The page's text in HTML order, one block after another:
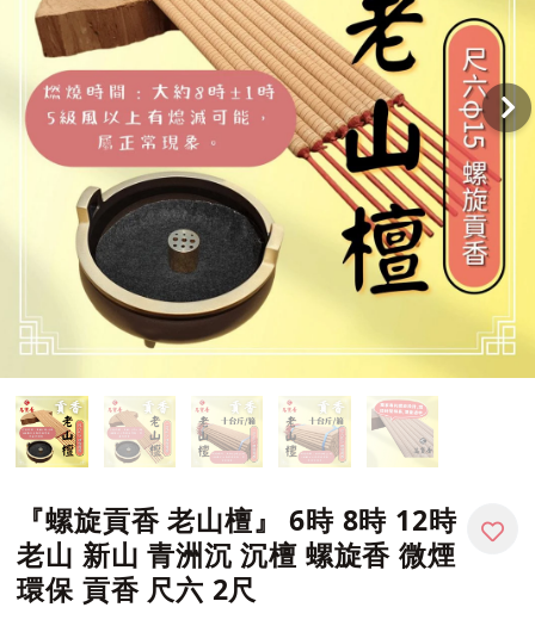
『螺旋貢香 老山檀』 6時 8時 12時
老山 新山 青洲沉 沉檀 螺旋香 微煙
環保 貢香 尺六 2尺